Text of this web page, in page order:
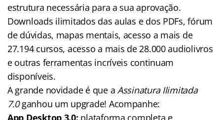
estrutura necessária para a sua aprovação.
Downloads ilimitados das aulas e dos PDFs, fórum
de dúvidas, mapas mentais, acesso a mais de
27.194 cursos, acesso a mais de 28.000 audiolivros
e outras ferramentas incríveis continuam
disponíveis.
A grande novidade é que a Assinatura Ilimitada
7.0ganhou um upgrade! Acompanhe:
App Desktop 3.0: plataforma completa e